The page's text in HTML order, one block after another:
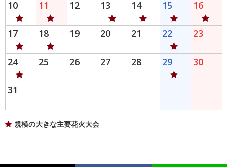
10 11 12 13 14 15 16
17 18 19 20 21 22 23
24 25 26 27 28 29 30
31
規模の大きな主要花火大会